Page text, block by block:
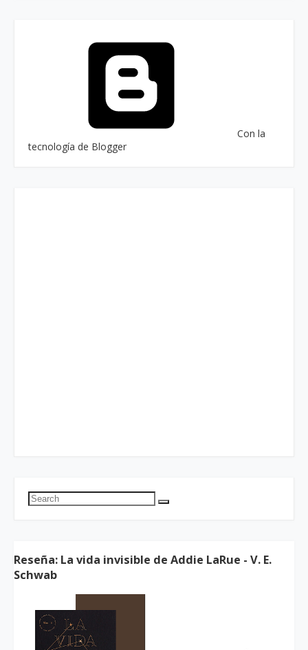
Con la
tecnología de Blogger
Reseña: La vida invisible de Addie LaRue - V. E.
Schwab